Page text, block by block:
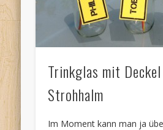
Trinkglas mit
Strohhalm
Im Moment kann man ja